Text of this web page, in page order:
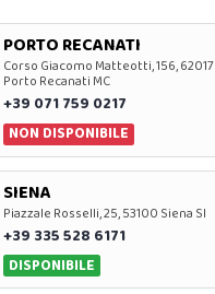
PORTO RECANATI
Corso Giacomo Matteotti, 156, 62017
Porto Recanati MC
+39 071 759 0217
NON DISPONIBILE
SIENA
Piazzale Rosselli, 25, 53100 Siena SI
+39 335 528 6171
DISPONIBILE